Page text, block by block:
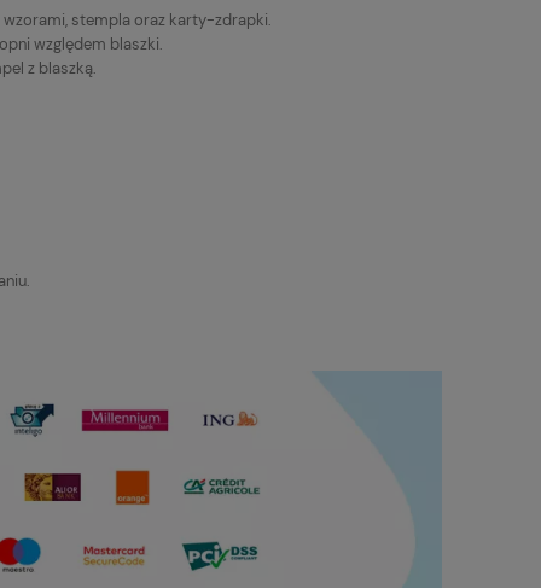
wzorami, stempla oraz karty-zdrapki.
względem blaszki.
z blaszką.